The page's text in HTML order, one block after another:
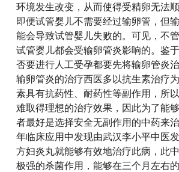
环境发生改变，从而使得受精卵无法
即便试管婴儿不需要经过输卵管，但
能会导致试管婴儿失败的。可见，不
试管婴儿都会受输卵管炎影响的。鉴
否要进行人工受孕都要先将输卵管炎
输卵管炎的治疗西医多以抗生素治疗
素具有抗药性、耐药性等副作用，所
难取得理想的治疗效果，因此为了能
者最好是选择安全无副作用的中药来
年临床应用中发现由武汉李小平中医
方妇炎丸就能够有效地治疗此病，此
极强的杀菌作用，能够在三个月左右